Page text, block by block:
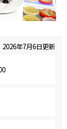
2026年7月6日更新